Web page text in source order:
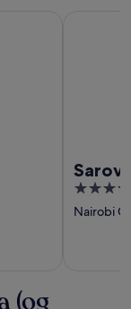
5
out
Nairobi
(og